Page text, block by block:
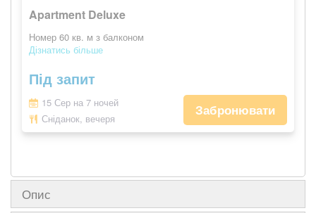
Apartment Deluxe
Номер 60 кв. м з балконом
Дізнатись більше
Під запит
15 Сер на 7 ночей
Сніданок, вечеря
Забронювати
Опис